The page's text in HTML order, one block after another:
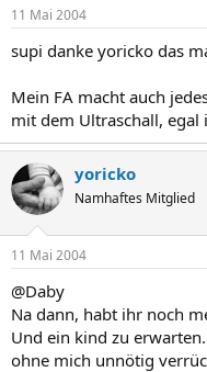
11 Mai 2004
supi danke yoricko das
Mein FA macht auch
mit dem Ultraschall, egal
yoricko
Namhaftes Mitglied
11 Mai 2004
@Daby
Na dann, habt ihr noch
Und ein kind zu
ohne mich unnötig